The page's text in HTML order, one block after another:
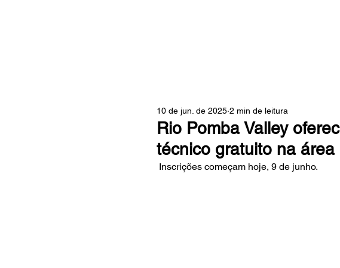
Rio Pomba Valley
técnico gratuito na área
10 de jun. de 2025 2 min de leitura
Inscrições começam hoje, 9 de junho.